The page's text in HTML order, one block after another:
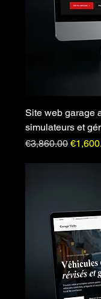
Site web garage
simulateurs et
Regular Price
€3,860.00Sale